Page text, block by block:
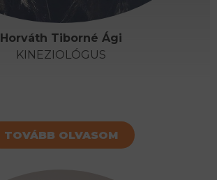
Horváth Tiborné Ági
KINEZIOLÓGUS
TOVÁBB OLVASOM